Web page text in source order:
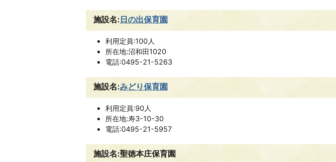
施設名: 日の出保育園
利用定員:100人
所在地:沼和田1020
電話:0495-21-5263
施設名:みどり保育園
利用定員:90人
所在地:寿3-10-30
電話:0495-21-5957
施設名:聖徳本庄保育園